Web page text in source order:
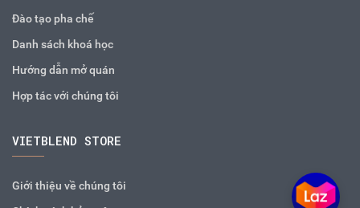
Đào tạo pha chế
Danh sách khoá học
Hướng dẫn mở quán
Hợp tác với chúng tôi
VIETBLEND STORE
Giới thiệu về chúng tôi